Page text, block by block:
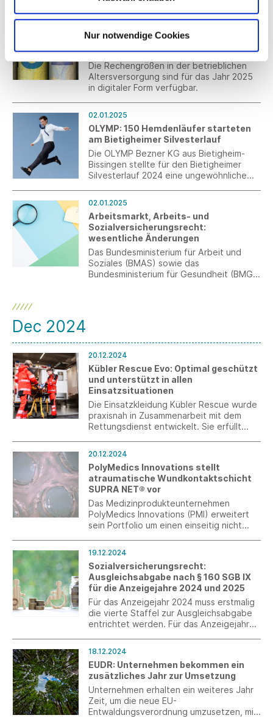
Nur notwendige Cookies
ergänzende fachliche Weisungen und
FAQ veröffentlicht.
02.01.2025
Rechengrößen der betrieblichen
Altersversorgung: Werte für das Jahr
2025
Die Rechengrößen in der betrieblichen
Altersversorgung sind für das Jahr 2025
in digitaler Form verfügbar.
02.01.2025
OLYMP: 150 Hemdenläufer starteten
am Bietigheimer Silvesterlauf
Die OLYMP Bezner KG aus Bietigheim-
Bissingen stellte für den Bietigheimer
Silvesterlauf 2024 eine ungewöhnliche
Team“ traten nicht etwa in typischen
Laufshirts an, sondern in besonders
innovativen Businesshemden aus Jersey-
Stoff.
02.01.2025
Arbeitsmarkt, Arbeits- und
Sozialversicherungsrecht:
wesentliche Änderungen
Das Bundesministerium für Arbeit und
Soziales (BMAS) sowie das
Bundesministerium für Gesundheit (BMG)
Dec 2024
20.12.2024
Kübler Rescue Evo: Optimal geschützt
und unterstützt in allen
Einsatzsituationen
Die Einsatzkleidung Kübler Rescue wurde
praxisnah in Zusammenarbeit mit dem
Rettungsdienst entwickelt. Sie erfüllt
Robuste und tragefreundliche Materialien
sowie ergonomisch ausgefeilte Schnitte
sorgen für hohen Tragekomfort.
20.12.2024
PolyMedics Innovations stellt
atraumatische Wundkontaktschicht
SUPRA NET® vor
Das Medizinprodukteunternehmen
PolyMedics Innovations (PMI) erweitert
sein Portfolio um einen einseitig nicht
von BioMed Scienes vertrieben wird, ist
eine ideale Ergänzung zu den
synthetischen Hautersatzprodukten von
PolyMedics Innovations.
19.12.2024
Sozialversicherungsrecht:
Ausgleichsabgabe nach § 160 SGB IX
für die Anzeigejahre 2024 und 2025
Für das Anzeigejahr 2024 muss erstmalig
die vierte Staffel zur Ausgleichsabgabe
entrichtet werden. Für das Anzeigejahr
gesetzlichen Anpassungsmechanismus.
18.12.2024
EUDR: Unternehmen bekommen ein
zusätzliches Jahr zur Umsetzung
Unternehmen erhalten ein weiteres Jahr
Zeit, um die neue EU-
Entwaldungsverordnung umzusetzen, mit